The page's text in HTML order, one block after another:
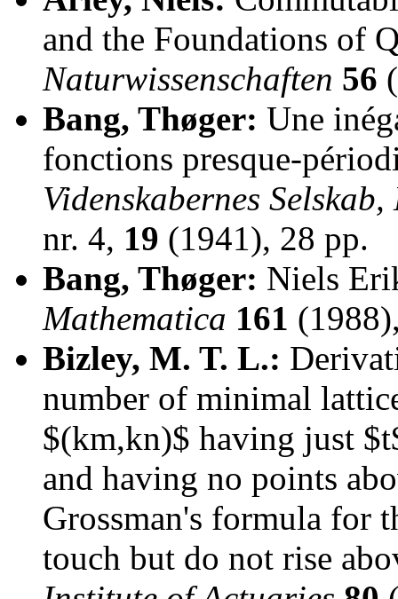
and the Foundations of
Naturwissenschaften 56
Bang, Thøger: Une
fonctions presque-
Videnskabernes
nr. 4, 19 (1941), 28 pp.
Bang, Thøger: Niels
Mathematica 161
Bizley, M. T. L.:
number of minimal
$(km,kn)$ having just
and having no points
Grossman's formula for
touch but do not rise